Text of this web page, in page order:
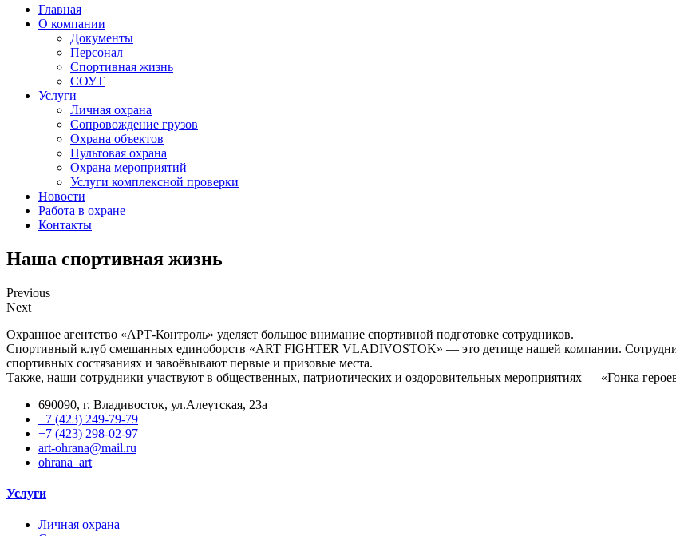
Главная
О компании
Документы
Персонал
Спортивная жизнь
СОУТ
Услуги
Личная охрана
Сопровождение грузов
Охрана объектов
Пультовая охрана
Охрана мероприятий
Услуги комплексной проверки
Новости
Работа в охране
Контакты
Наша спортивная жизнь
Previous
Next
Охранное агентство «АРТ-Контроль» уделяет большое внимание спортивной подготовке сотрудников.
Спортивный клуб смешанных единоборств «ART FIGHTER VLADIVOSTOK» — это детище нашей компании.
спортивных состязаниях и завоёвывают первые и призовые места.
Также, наши сотрудники участвуют в общественных, патриотических и оздоровительных мероприятиях — «Гонка
690090, г. Владивосток, ул.Алеутская, 23а
+7 (423) 249-79-79
+7 (423) 298-02-97
art-ohrana@mail.ru
ohrana_art
Услуги
Личная охрана